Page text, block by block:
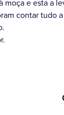
e esta a
contar tudo